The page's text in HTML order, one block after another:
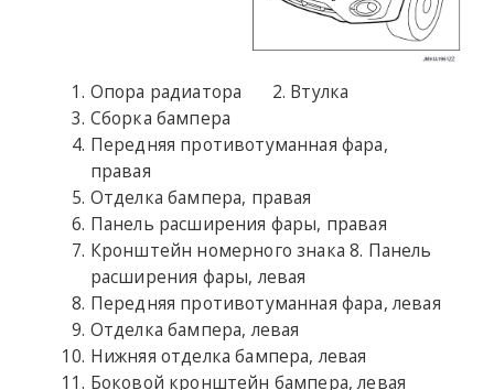
Опора радиатора
Втулка
Сборка бампера
Передняя противотуманная фара,
правая
Отделка бампера, правая
Панель расширения фары, правая
Кронштейн номерного знака 8. Панель
расширения фары, левая
Передняя противотуманная фара, левая
Отделка бампера, левая
Нижняя отделка бампера, левая
Боковой кронштейн бампера, левая